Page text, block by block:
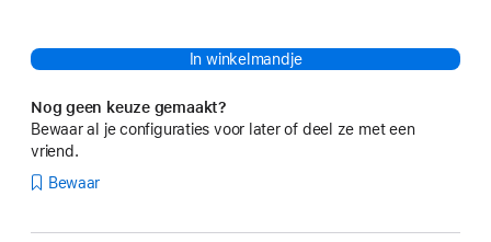
In winkelmandje
Nog geen keuze gemaakt?
Bewaar al je configuraties voor later of deel ze met een
vriend.
Bewaar